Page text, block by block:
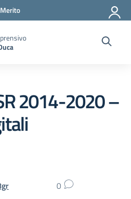
2014-2020 –
0